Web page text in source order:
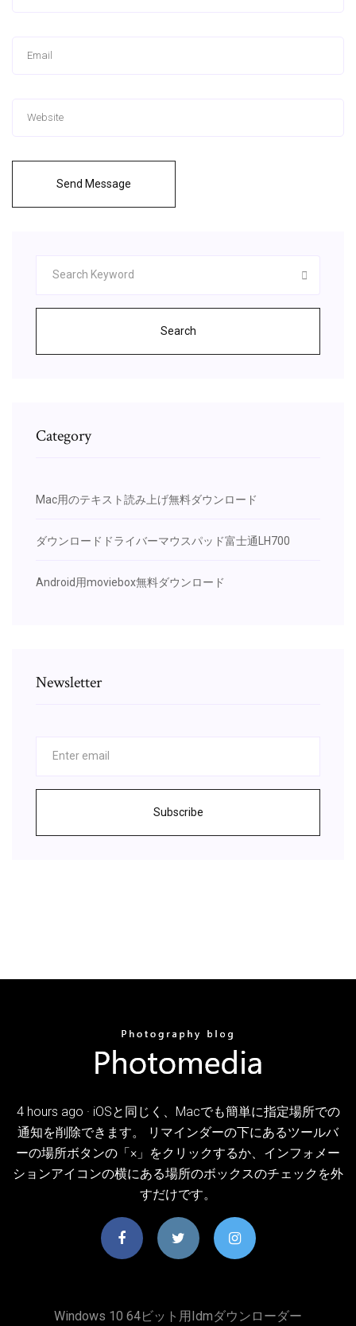
Send Message
Search
Category
Mac用のテキスト読み上げ無料ダウンロード
ダウンロードドライバーマウスパッド富士通LH700
Android用moviebox無料ダウンロード
Newsletter
Subscribe
4 hours ago · iOSと同じく、Macでも簡単に指定場所での
通知を削除できます。 リマインダーの下にあるツールバ
ーの場所ボタンの「×」をクリックするか、インフォメー
ションアイコンの横にある場所のボックスのチェックを外
すだけです。
Windows 10 64ビット用idmダウンローダー